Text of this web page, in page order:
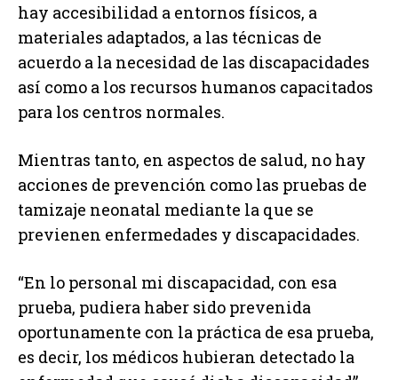
hay accesibilidad a entornos físicos, a
materiales adaptados, a las técnicas de
acuerdo a la necesidad de las discapacidades
así como a los recursos humanos capacitados
para los centros normales.
Mientras tanto, en aspectos de salud, no hay
acciones de prevención como las pruebas de
tamizaje neonatal mediante la que se
previenen enfermedades y discapacidades.
“En lo personal mi discapacidad, con esa
prueba, pudiera haber sido prevenida
oportunamente con la práctica de esa prueba,
es decir, los médicos hubieran detectado la